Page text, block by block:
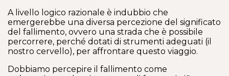
A livello logico razionale è indubbio che
emergerebbe una diversa percezione del significato
del fallimento, ovvero una strada che è possibile
percorrere, perché dotati di strumenti adeguati (il
nostro cervello), per affrontare questo viaggio.
Dobbiamo percepire il fallimento come